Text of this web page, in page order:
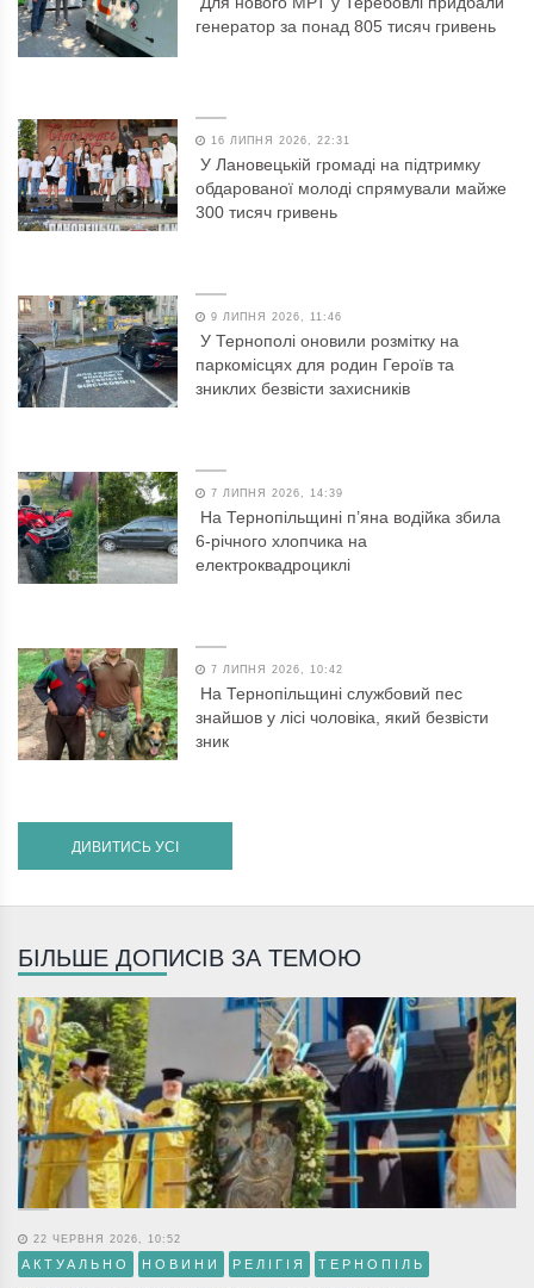
генератор за понад 805 тисяч гривень
16 ЛИПНЯ 2026, 22:31
У Лановецькій громаді на підтримку
обдарованої молоді спрямували майже
300 тисяч гривень
9 ЛИПНЯ 2026, 11:46
У Тернополі оновили розмітку на
паркомісцях для родин Героїв та
зниклих безвісти захисників
7 ЛИПНЯ 2026, 14:39
На Тернопільщині п’яна водійка збила
6-річного хлопчика на
електроквадроциклі
7 ЛИПНЯ 2026, 10:42
На Тернопільщині службовий пес
знайшов у лісі чоловіка, який безвісти
зник
ДИВИТИСЬ УСІ
БІЛЬШЕ ДОПИСІВ ЗА ТЕМОЮ
22 ЧЕРВНЯ 2026, 10:52
АКТУАЛЬНО НОВИНИ РЕЛІГІЯ ТЕРНОПІЛЬ